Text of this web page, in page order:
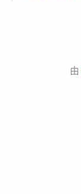
由